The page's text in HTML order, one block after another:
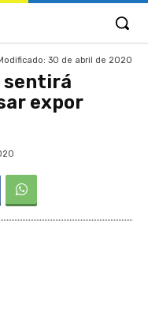
30 de abril de 2020
sentirá
expor